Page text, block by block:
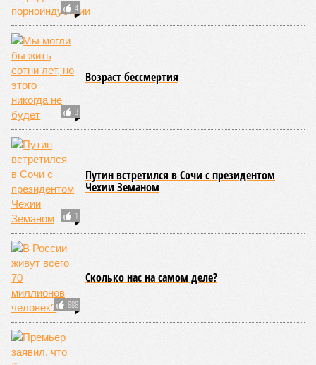
индонезийского острова Суматра, а следом пошли
огромные, превышающие высоту 15 метров, волны. Итог –
250 тыс. погибших.
На втором месте в рейтинге A-Z Animals как раз цунами. В
этом плане к уязвимым регионам относятся: побережье
Индийского океана, тихо­океанские побережья Японии и
США, а также некоторые районы Карибского бассейна и
Средиземноморья. То есть в зоне риска уже не только
Поднебесная с Индией – не так ли?
«Бронзу» получают извержения супервулканов – «Наша
Версия» уже
писалао том, что может случиться, если
окончательно проснётся знаменитый Йеллоустоун. Это
грозит не только уничтожением части Соединённых
Штатов, но и общепланетарной катастрофой вплоть до
возникновения «вулканической зимы». Флегрейские поля в
Италии, кстати, тоже не стоит сбрасывать со счетов. Равно
как и многие другие до поры спящие вулканические
районы.
Невидимый убийца
Упоминают эксперты и жару вкупе с засухой и
следующими отсюда лесными пожарами. Тут в группе
риска запад США, юг Европы, Австралия, Ближний Восток,